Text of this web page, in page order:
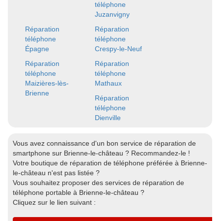
téléphone
Juzanvigny
Réparation
téléphone
Épagne
Réparation
téléphone
Crespy-le-Neuf
Réparation
téléphone
Maizières-lès-
Brienne
Réparation
téléphone
Mathaux
Réparation
téléphone
Dienville
Vous avez connaissance d'un bon service de réparation de
smartphone sur Brienne-le-château ? Recommandez-le !
Votre boutique de réparation de téléphone préférée à Brienne-
le-château n'est pas listée ?
Vous souhaitez proposer des services de réparation de
téléphone portable à Brienne-le-château ?
Cliquez sur le lien suivant :